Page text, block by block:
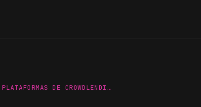
DE CROWDLENDI…